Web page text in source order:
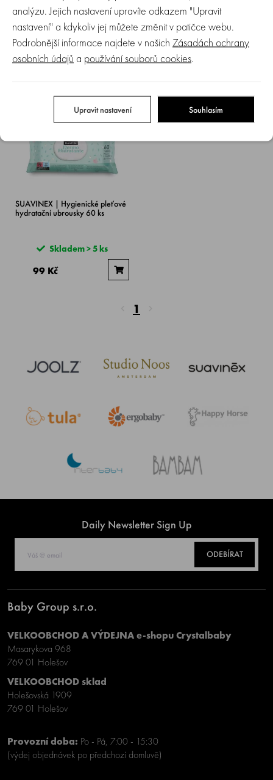
SUAVINEX | Masážní zvlhčující
olej - 100 ml
Skladem > 5 ks
SUAVINEX | HYGIENICKÉ
pleťové hydratační ubrousky 25
ks
Skladem > 5 ks
SUAVINEX | Hygienické pleťové
hydratační ubrousky 60 ks
Skladem > 5 ks
99 Kč
1
Daily Newsletter Sign Up
ODEBÍRAT
Baby Group s.r.o.
VELKOOBCHOD A VÝDEJNA e-shopu Crystalbaby
Masarykova 968
769 01 Holešov
VELKOOBCHOD sklad
Holešovská 1909
769 01 Holešov
Provozní doba: Po - Pá, 7:00 - 15:30
(výdej objednávek po předchozí domluvě)
analýzu. Jejich nastavení upravíte odkazem "Upravit
nastavení" a kdykoliv jej můžete změnit v patičce webu.
Podrobnější informace najdete v našich Zásadách ochrany
osobních údajů a používání souborů cookies.
Upravit nastavení Souhlasím